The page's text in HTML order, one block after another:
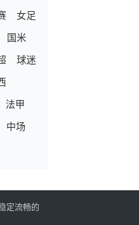
女足
国米
球迷
法甲
中场
定流畅的